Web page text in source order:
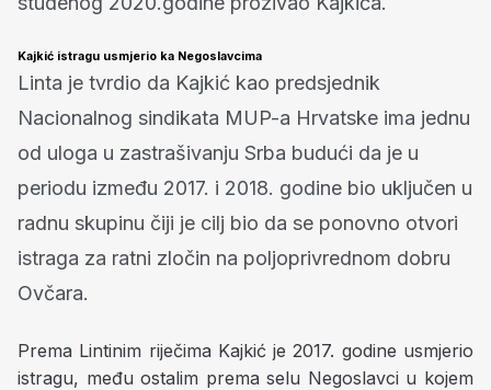
Kajkić istragu usmjerio ka Negoslavcima
Linta je tvrdio da Kajkić kao predsjednik
Nacionalnog sindikata MUP-a Hrvatske ima jednu
od uloga u zastrašivanju Srba budući da je u
periodu između 2017. i 2018. godine bio uključen u
radnu skupinu čiji je cilj bio da se ponovno otvori
istraga za ratni zločin na poljoprivrednom dobru
Ovčara.
Prema Lintinim riječima Kajkić je 2017. godine usmjerio
istragu, među ostalim prema selu Negoslavci u kojem